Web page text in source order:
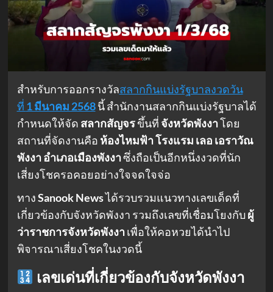
สำหรับการออกรางวัลสลากกินแบ่งรัฐบาลงวดวัน
ที่ 1 มีนาคม 2568นี้ สำนักงานสลากกินแบ่งรัฐบาลได้
กำหนดให้จัด สลากสัญจรขึ้นที่ จังหวัดพังงาโดย
สถานที่จัดงานคือ ห้องไหมฟ้า โรงแรม เลอ เอราวัณ
พังงา อำเภอเมืองพังงาซึ่งถือเป็นอีกหนึ่งงวดที่นัก
เสี่ยงโชครอคอยอย่างใจจดใจจ่อ
ทางSanook Newsได้รวบรวมแนวทางเลขเด็ดที่
เกี่ยวข้องกับจังหวัดพังงา รวมถึงเลขที่เชื่อมโยงกับผู้
ว่าราชการจังหวัดพังงาเพื่อให้คอหวยได้นำไป
พิจารณาเสี่ยงโชคในงวดนี้
เลขเด่นที่เกี่ยวข้องกับจังหวัดพังงา